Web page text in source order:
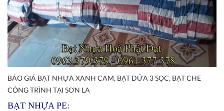
BÁO GIÁ BẠT NHỰA XANH CAM, BẠT DỨA 3 SỌC, BẠT CHE
CÔNG TRÌNH TẠI SƠN LA
BẠT NHỰA PE: